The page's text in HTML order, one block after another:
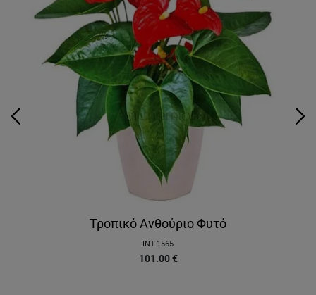
Τροπικό Ανθούριο Φυτό
INT-1565
101.00 €